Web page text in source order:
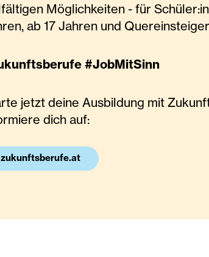
Möglichkeiten - für
ab 17 Jahren und
#JobMitSinn
jetzt deine Ausbildung mit
dich auf:
zukunftsberufe.at